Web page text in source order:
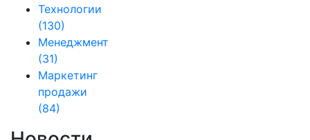
Технологии
(130)
Менеджмент
(31)
Маркетинг
продажи
(84)